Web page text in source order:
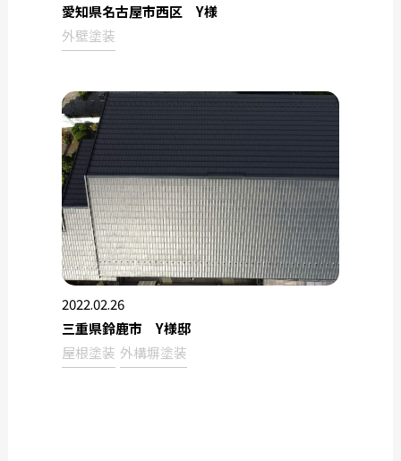
愛知県名古屋市西区 Y様
外壁塗装
2022.02.26
三重県鈴鹿市 Y様邸
屋根塗装 外構塀塗装